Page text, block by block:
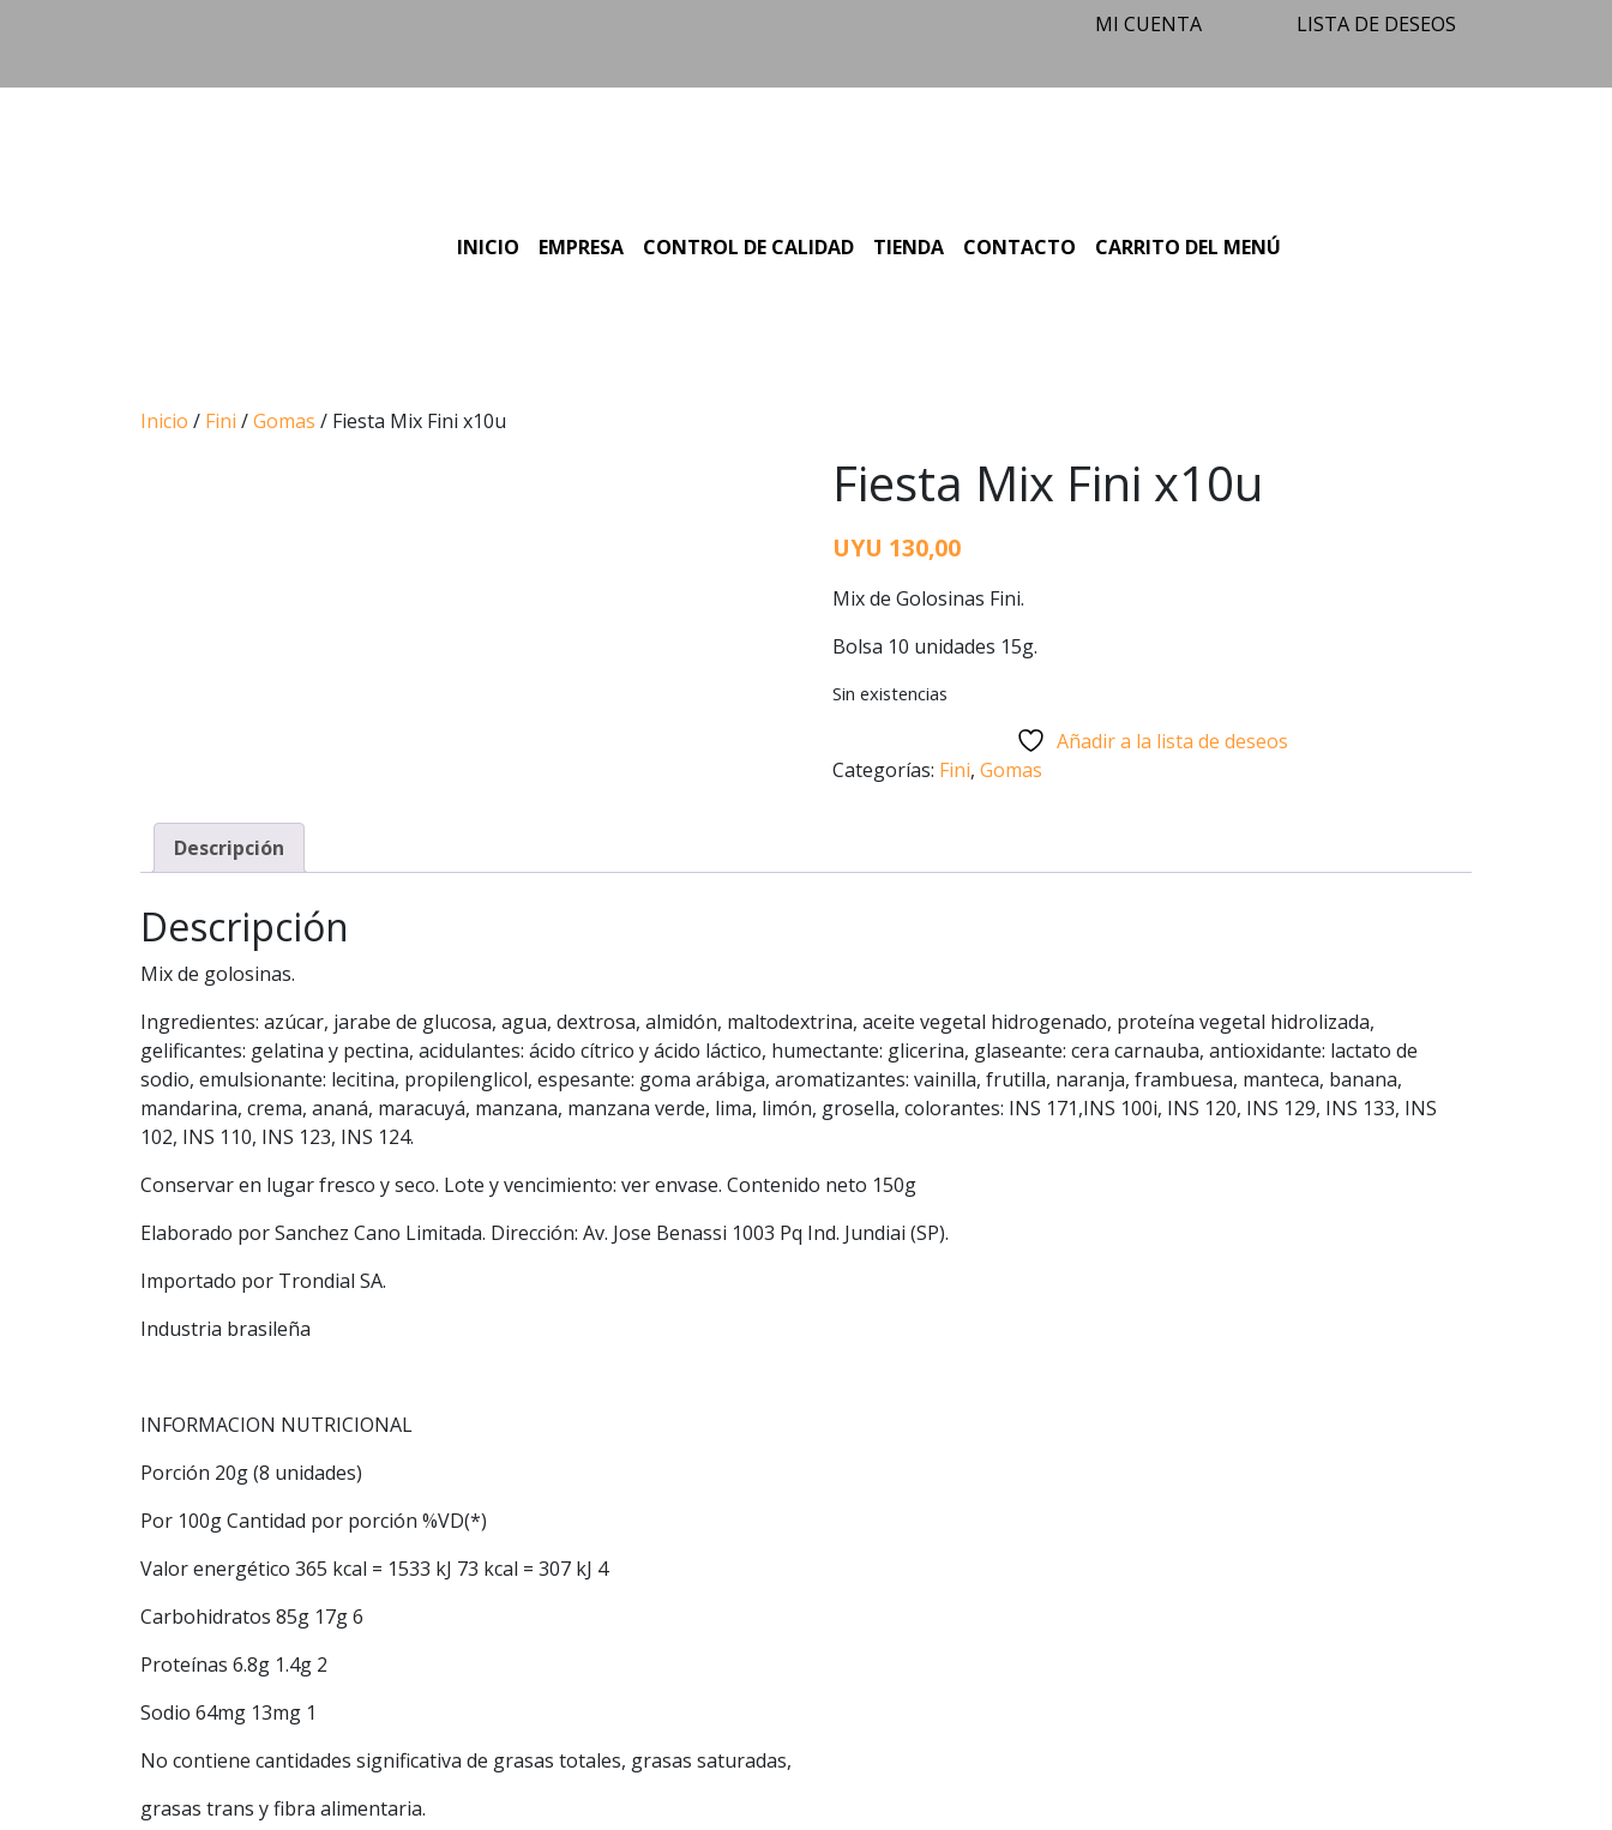
MI CUENTA LISTA DE DESEOS
INICIO EMPRESA CONTROL DE CALIDAD TIENDA CONTACTO CARRITO DEL MENÚ
Inicio / Fini /Gomas / Fiesta Mix Fini x10u
Fiesta Mix Fini x10u
UYU 130,00
Mix de Golosinas Fini.
Bolsa 10 unidades 15g.
Sin existencias
Añadir a la lista de deseos
Categorías: Fini,Gomas
Descripción
Descripción
Mix de golosinas.
Ingredientes: azúcar, jarabe de glucosa, agua, dextrosa, almidón, maltodextrina, aceite vegetal hidrogenado, proteína vegetal hidrolizada,
gelificantes: gelatina y pectina, acidulantes: ácido cítrico y ácido láctico, humectante: glicerina, glaseante: cera carnauba, antioxidante: lactato de
sodio, emulsionante: lecitina, propilenglicol, espesante: goma arábiga, aromatizantes: vainilla, frutilla, naranja, frambuesa, manteca, banana,
mandarina, crema, ananá, maracuyá, manzana, manzana verde, lima, limón, grosella, colorantes: INS 171,INS 100i, INS 120, INS 129, INS 133, INS
102, INS 110, INS 123, INS 124.
Conservar en lugar fresco y seco. Lote y vencimiento: ver envase. Contenido neto 150g
Elaborado por Sanchez Cano Limitada. Dirección: Av. Jose Benassi 1003 Pq Ind. Jundiai (SP).
Importado por Trondial SA.
Industria brasileña
INFORMACION NUTRICIONAL
Porción 20g (8 unidades)
Por 100g Cantidad por porción %VD(*)
Valor energético 365 kcal = 1533 kJ 73 kcal = 307 kJ 4
Carbohidratos 85g 17g 6
Proteínas 6.8g 1.4g 2
Sodio 64mg 13mg 1
No contiene cantidades significativa de grasas totales, grasas saturadas,
grasas trans y fibra alimentaria.